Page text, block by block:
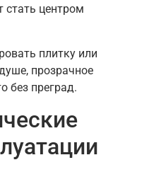
центром
плитку или
прозрачное
без преград.